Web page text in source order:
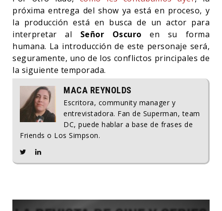
próxima entrega del show ya está en proceso, y
la producción está en busca de un actor para
interpretar al Señor Oscuro en su forma
humana. La introducción de este personaje será,
seguramente, uno de los conflictos principales de
la siguiente temporada.
MACA REYNOLDS
Escritora, community manager y
entrevistadora. Fan de Superman, team
DC, puede hablar a base de frases de
Friends o Los Simpson.